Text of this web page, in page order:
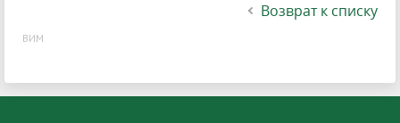
Возврат к списку
ВИМ